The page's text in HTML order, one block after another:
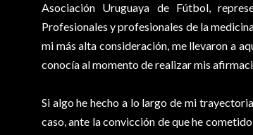
Asociación Uruguaya de Fútbol,
Profesionales y profesionales de la
mi más alta consideración, me llevaron a
conocía al momento de realizar mis
Si algo he hecho a lo largo de mi
caso, ante la convicción de que he